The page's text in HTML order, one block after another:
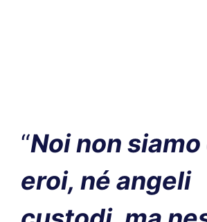
“Noi non
eroi, né angeli